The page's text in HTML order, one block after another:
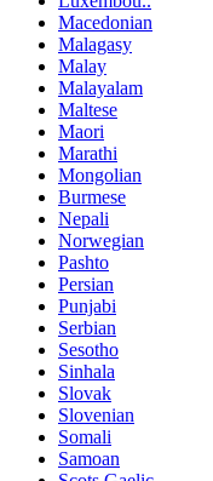
Macedonian
Malagasy
Malay
Malayalam
Maltese
Maori
Marathi
Mongolian
Burmese
Nepali
Norwegian
Pashto
Persian
Punjabi
Serbian
Sesotho
Sinhala
Slovak
Slovenian
Somali
Samoan